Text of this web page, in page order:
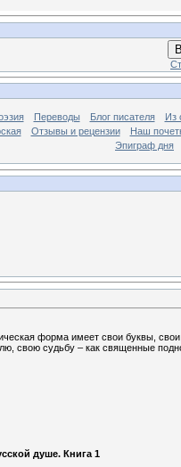
Переводы Блог писателя
Из
Отзывы и рецензии
Наш
Эпиграф дня
форма имеет свои буквы,
свою судьбу – как священные
душе. Книга 1